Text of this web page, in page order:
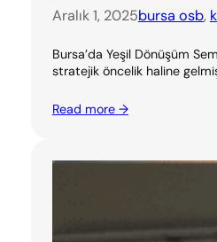
Aralık 1, 2025bursa osb,
Bursa’da Yeşil Dönüşüm
stratejik öncelik haline
Read more →